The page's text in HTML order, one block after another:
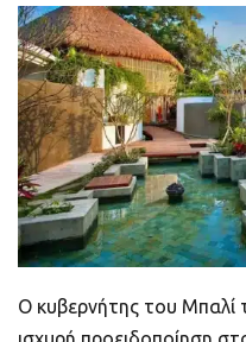
Ο κυβερνήτης του Μπαλί
ποιοτικό
Πορτοφόλια
Metamask τι είναι και
το πορτοφόλι;
Τι είναι τα NFTs